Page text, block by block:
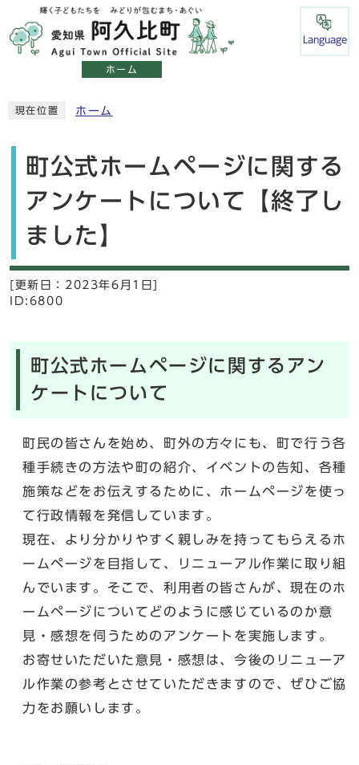
ホーム
Language
現在位置 ホーム
町公式ホームページに関する
アンケートについて【終了し
ました】
[更新日： 2023年6月1日]
ID:6800
町公式ホームページに関するアン
ケートについて
町民の皆さんを始め、町外の方々にも、町で行う各
種手続きの方法や町の紹介、イベントの告知、各種
施策などをお伝えするために、ホームページを使っ
て行政情報を発信しています。
現在、より分かりやすく親しみを持ってもらえるホ
ームページを目指して、リニューアル作業に取り組
んでいます。そこで、利用者の皆さんが、現在のホ
ームページについてどのように感じているのか意
見・感想を伺うためのアンケートを実施します。
お寄せいただいた意見・感想は、今後のリニューア
ル作業の参考とさせていただきますので、ぜひご協
力をお願いします。